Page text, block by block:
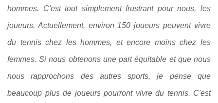
hommes. C'est tout simplement frustrant pour nous, les
joueurs. Actuellement, environ 150 joueurs peuvent vivre
du tennis chez les hommes, et encore moins chez les
femmes. Si nous obtenons une part équitable et que nous
nous rapprochons des autres sports, je pense que
beaucoup plus de joueurs pourront vivre du tennis. C'est